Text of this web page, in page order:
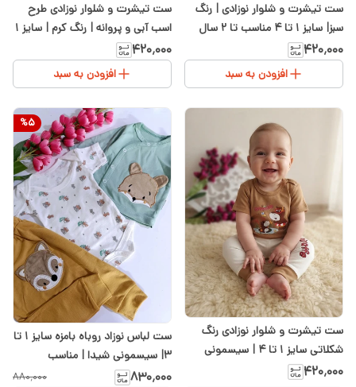
ست تیشرت و شلوار نوزادی | رنگ
سبز| سایز ۱ تا ۴ مناسب تا ۲ سال
حدودا | سیسمونی شیدا
۴۲۰٬۰۰۰
افزودن به سبد
ست تیشرت و شلوار نوزادی طرح
اسب آبی و پروانه | رنگ کرم | سایز ۱
تا ۴ | سیسمونی شیدا
۴۲۰٬۰۰۰
افزودن به سبد
ست تیشرت و شلوار نوزادی رنگ
شکلاتی سایز ۱ تا ۴ | سیسمونی
شیدا
۴۲۰٬۰۰۰
%5
ست لباس نوزاد روباه بامزه سایز ۱ تا
۳| سیسمونی شیدا | مناسب
سیسمونی
۸۳۰٬۰۰۰ ۸۸۰٬۰۰۰